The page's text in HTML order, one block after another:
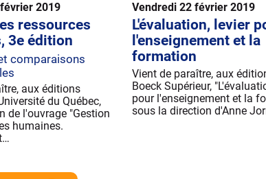
2019
ressources
3e édition
comparaisons
aux éditions
du Québec,
de l'ouvrage "Gestion
humaines.
Vendredi 22 février 2019
L'évaluation, levier
l'enseignement et la
formation
Vient de paraître, aux
Boeck Supérieur,
pour l'enseignement et la
sous la direction d'Anne